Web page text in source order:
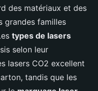
des matériaux et des
grandes familles
types de lasers
selon leur
lasers CO2 excellent
tandis que les